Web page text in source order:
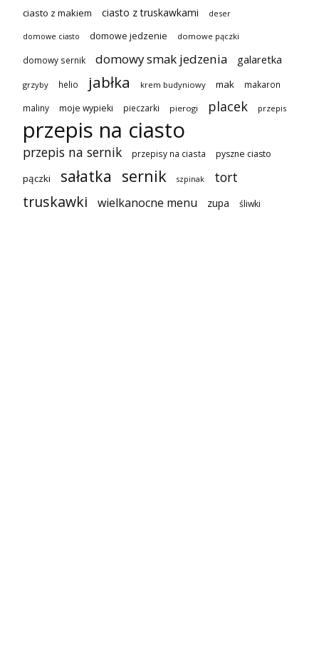
ciasto z makiem ciasto z truskawkami deser
domowe ciasto domowe jedzenie domowe pączki
domowy sernik domowy smak jedzenia galaretka
grzyby helio jabłka krem budyniowy mak makaron
maliny moje wypieki pieczarki pierogi placek przepis
przepis na ciasto
przepis na sernik przepisy na ciasta pyszne ciasto
pączki sałatka sernik szpinak tort
truskawki wielkanocne menu zupa śliwki